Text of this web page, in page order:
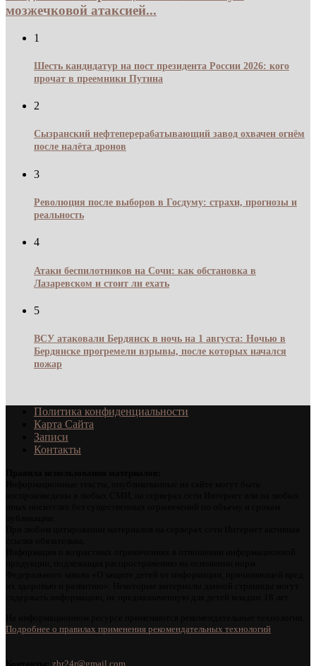
мозжечковой атаксией...
1
Шесть кандидатур на пост президента России 2026: кого
прочат в преемники Путина
2
Сызранский нефтеперерабатывающий завод охвачен огнём
после налёта дронов
3
Революция после выборов в Госдуму: страхи, прогнозы и
реальность
4
Атаки беспилотников на Сочи: как обстановка в
Лазаревском и стоит ли ехать
5
ВСУ атаковали Бердянск в ночь на 1 августа: Ночью в
Бердянске прогремели взрывы, после которых начался
пожар
Политика конфиденциальности
Карта Сайта
Записи
Контакты
Подробнее о правилах применения рекомендательных технологий
zbr24r@gmail.com